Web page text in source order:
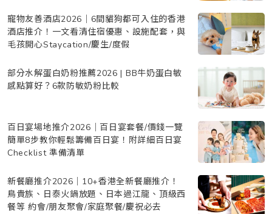
寵物友善酒店2026｜6間貓狗都可入住的香港
酒店推介！一文看清住宿優惠、設施配套，與
毛孩開心Staycation/慶生/度假
部分水解蛋白奶粉推薦2026 | BB牛奶蛋白敏
感點算好？6款防敏奶粉比較
百日宴場地推介2026｜百日宴套餐/價錢一覽
簡單8步教你輕鬆籌備百日宴！附詳細百日宴
Checklist 準備清單
新餐廳推介2026｜10+香港全新餐廳推介！
鳥貴族、日泰火鍋放題、日本過江龍、頂級西
餐等 約會/朋友聚會/家庭聚餐/慶祝必去